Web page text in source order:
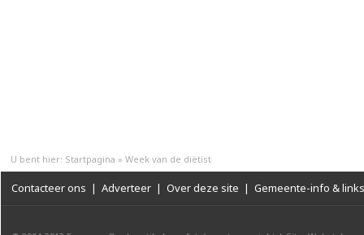
U bent hier: Startpagina » Week van de diëtist
Contacteer ons | Adverteer | Over deze site | Gemeente-info & links